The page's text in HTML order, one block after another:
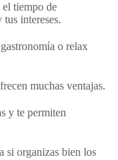
tiempo de
intereses.
o relax
muchas ventajas.
y te permiten
si organizas bien los